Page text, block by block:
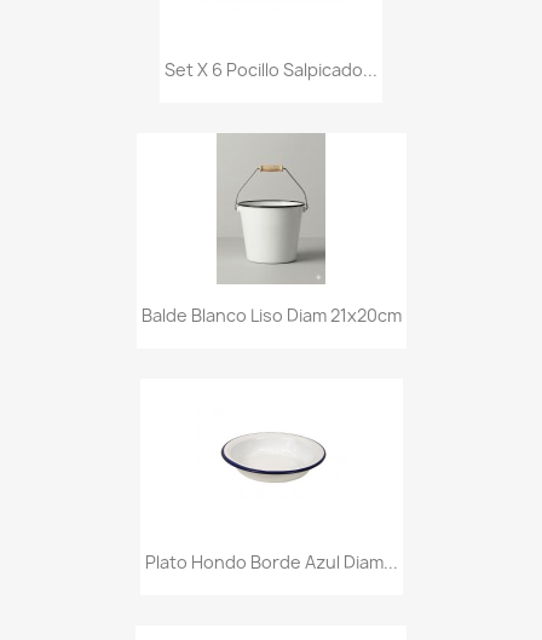
Set X 6 Pocillo Salpicado...
Balde Blanco Liso Diam 21x20cm
Plato Hondo Borde Azul Diam...